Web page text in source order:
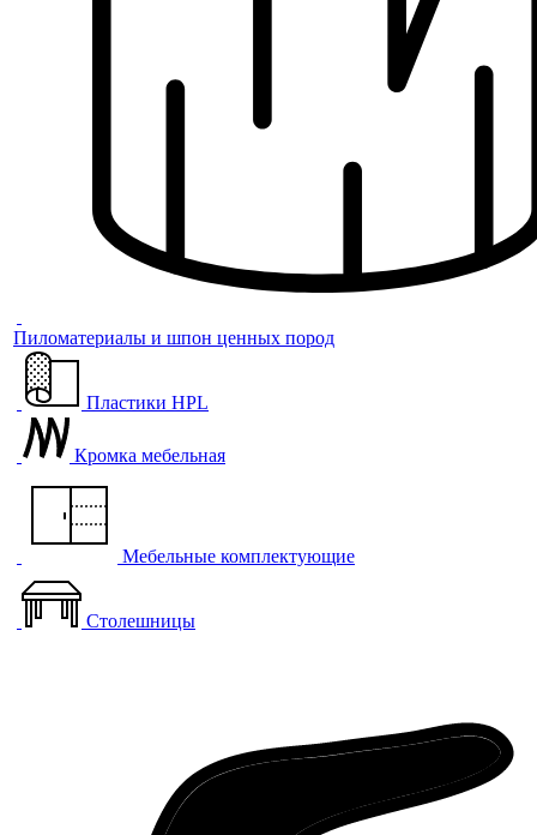
Пиломатериалы и шпон ценных пород
Пластики HPL
Кромка мебельная
Мебельные комплектующие
Столешницы